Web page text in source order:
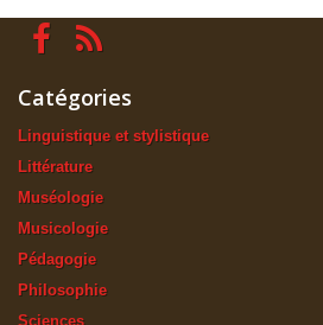
Catégories
Linguistique et stylistique
Littérature
Muséologie
Musicologie
Pédagogie
Philosophie
Sciences